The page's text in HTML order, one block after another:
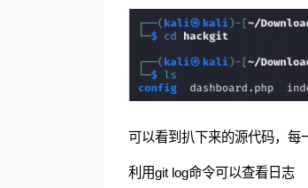
可以看到扒下来的源代码，每
利用git log命令可以查看日志